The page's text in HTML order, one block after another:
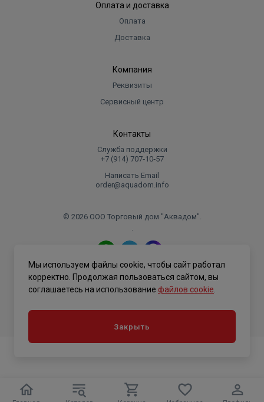
Оплата и доставка
Оплата
Доставка
Компания
Реквизиты
Сервисный центр
Контакты
Служба поддержки
+7 (914) 707‑10‑57
Написать Email
order@aquadom.info
© 2026 ООО Торговый дом "Аквадом".
.
Политика конфиденциальности
Мы используем файлы cookie, чтобы сайт работал
корректно. Продолжая пользоваться сайтом, вы
соглашаетесь на использование файлов cookie
Закрыть